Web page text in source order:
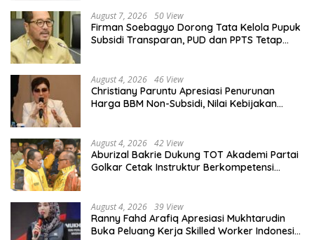
August 7, 2026 50 View
Firman Soebagyo Dorong Tata Kelola Pupuk
Subsidi Transparan, PUD dan PPTS Tetap
August 4, 2026 46 View
Christiany Paruntu Apresiasi Penurunan
Harga BBM Non-Subsidi, Nilai Kebijakan
August 4, 2026 42 View
Aburizal Bakrie Dukung TOT Akademi Partai
Golkar Cetak Instruktur Berkompetensi
August 4, 2026 39 View
Ranny Fahd Arafiq Apresiasi Mukhtarudin
Buka Peluang Kerja Skilled Worker Indonesia